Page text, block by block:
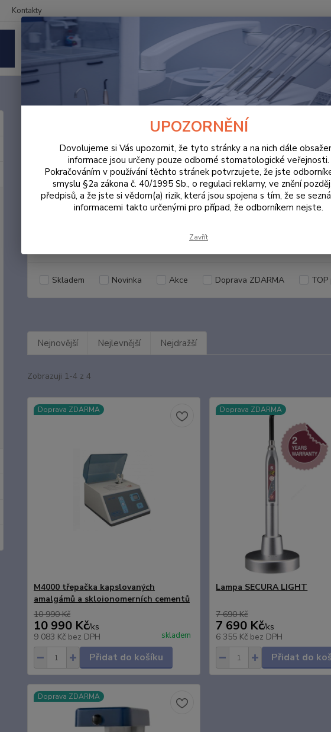
Kontakty
ORDINACE Dentální přístroje
Dentální přístroje pro
Pořiďte si kvalitnídentální přístroje značek Cavex, Linea Tac, Nebucid
bezdotykové dezinfekce rukou, amalgátory či mixery alginátových hmot.
Skladem Novinka Akce Doprava ZDARMA
Nejnovější Nejlevnější Nejdražší
Zobrazuji 1-4 z 4
Doprava ZDARMA
M4000 třepačka kapslovaných
amalgámů a skloionomerních cementů
10 990 Kč
10 990 Kč/ks
9 083 Kč bez DPH skladem
Přidat do košíku
Doprava ZDARMA
Lampa SECURA LIGHT
7 690 Kč
7 690 Kč/ks
6 355 Kč bez DPH
Přidat do
Doprava ZDARMA
UPOZORNĚNÍ
Dovolujeme si Vás upozornit, že tyto stránky a na nich dále
informace jsou určeny pouze odborné stomatologické veřejnosti.
Pokračováním v používání těchto stránek potvrzujete, že jste
smyslu §2a zákona č. 40/1995 Sb., o regulaci reklamy, ve znění
předpisů, a že jste si vědom(a) rizik, která jsou spojena s tím, že se
informacemi takto určenými pro případ, že odborníkem nejste.
Zavřít